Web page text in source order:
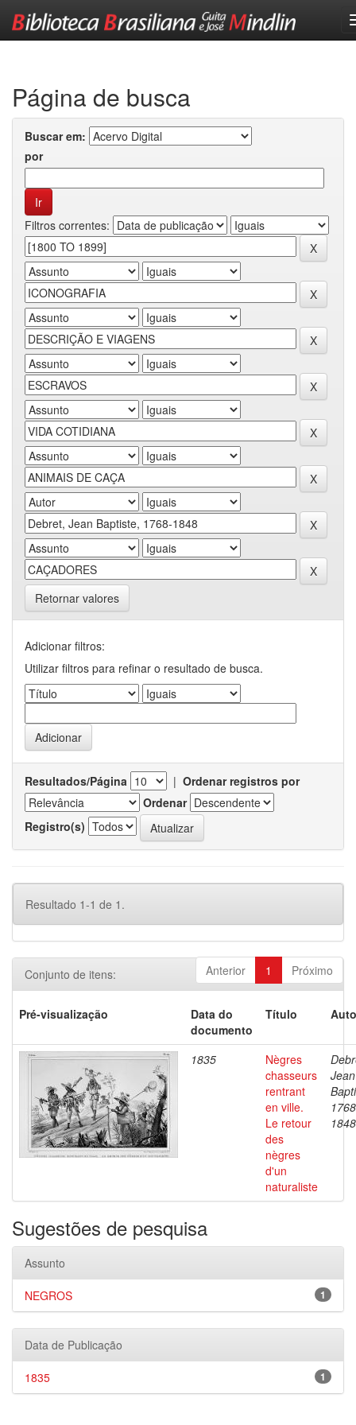
Página de busca
Buscar em:
por
Filtros correntes:
Retornar valores
Adicionar filtros:
Utilizar filtros para refinar o resultado de busca.
Resultados/Página | Ordenar registros por
Ordenar
Registro(s)
Resultado 1-1 de 1.
Anterior 1 Próximo
Conjunto de itens:
Pré-visualização
Data do
documento
Título
1835
Nègres
chasseurs
rentrant
en ville.
Le retour
des
nègres
d'un
naturaliste
Jean
1848
Sugestões de pesquisa
Assunto
1
NEGROS
Data de Publicação
1
1835